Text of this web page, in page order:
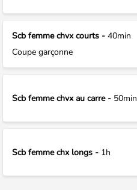
Scb femme chvx courts - 40min
Coupe garçonne
Scb femme chvx au carre - 50min
Scb femme chx longs - 1h